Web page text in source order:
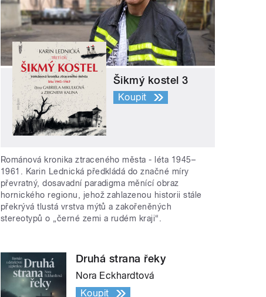
Šikmý kostel 3
Koupit
Románová kronika ztraceného města - léta 1945–
1961. Karin Lednická předkládá do značné míry
převratný, dosavadní paradigma měnící obraz
hornického regionu, jehož zahlazenou historii stále
překrývá tlustá vrstva mýtů a zakořeněných
stereotypů o „černé zemi a rudém kraji“.
Druhá strana řeky
Nora Eckhardtová
Koupit